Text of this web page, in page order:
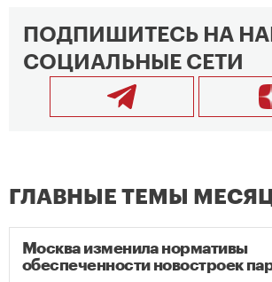
ПОДПИШИТЕСЬ НА
СОЦИАЛЬНЫЕ СЕТИ
ГЛАВНЫЕ ТЕМЫ
Москва изменила нормативы
обеспеченности новостроек